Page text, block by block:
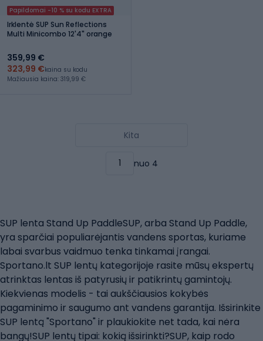
Papildomai -10 % su kodu EXTRA
Irklentė SUP Sun Reflections
Multi Minicombo 12'4" orange
359,99 €
323,99 €kaina su kodu
Mažiausia kaina: 319,99 €
Kita
nuo 4
SUP lenta Stand Up PaddleSUP, arba Stand Up Paddle,
yra sparčiai populiarėjantis vandens sportas, kuriame
labai svarbus vaidmuo tenka tinkamai įrangai.
Sportano.lt SUP lentų kategorijoje rasite mūsų ekspertų
atrinktas lentas iš patyrusių ir patikrintų gamintojų.
Kiekvienas modelis - tai aukščiausios kokybės
pagaminimo ir saugumo ant vandens garantija. Išsirinkite
SUP lentą "Sportano" ir plaukiokite net tada, kai nėra
bangų!SUP lentų tipai: kokią išsirinkti?SUP, kaip rodo